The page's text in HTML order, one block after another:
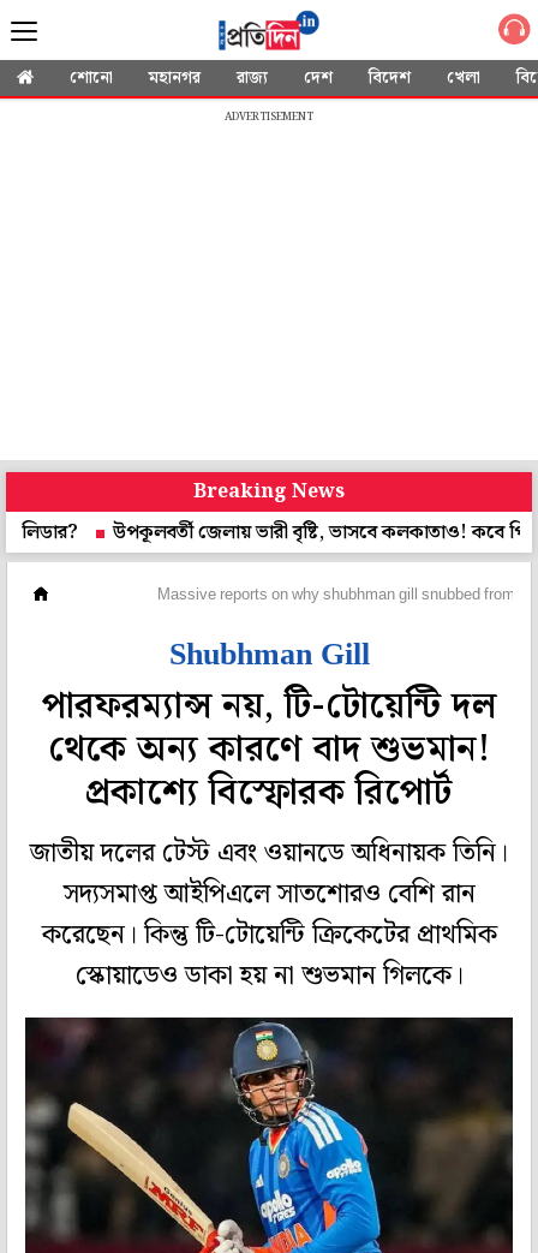
শোনো মহানগর রাজ্য দেশ বিদেশ খেলা
ADVERTISEMENT
Breaking News
উপকূলবর্তী জেলায় ভারী বৃষ্টি, ভাসবে কলকাতাও! কবে পিছু ছাড়বে
Massive reports on why shubhman gill snubbed from
Shubhman Gill
পারফরম্যান্স নয়, টি-টোয়েন্টি দল
থেকে অন্য কারণে বাদ শুভমান!
প্রকাশ্যে বিস্ফোরক রিপোর্ট
জাতীয় দলের টেস্ট এবং ওয়ানডে অধিনায়ক তিনি।
সদ্যসমাপ্ত আইপিএলে সাতশোরও বেশি রান
করেছেন। কিন্তু টি-টোয়েন্টি ক্রিকেটের প্রাথমিক
স্কোয়াডেও ডাকা হয় না শুভমান গিলকে।